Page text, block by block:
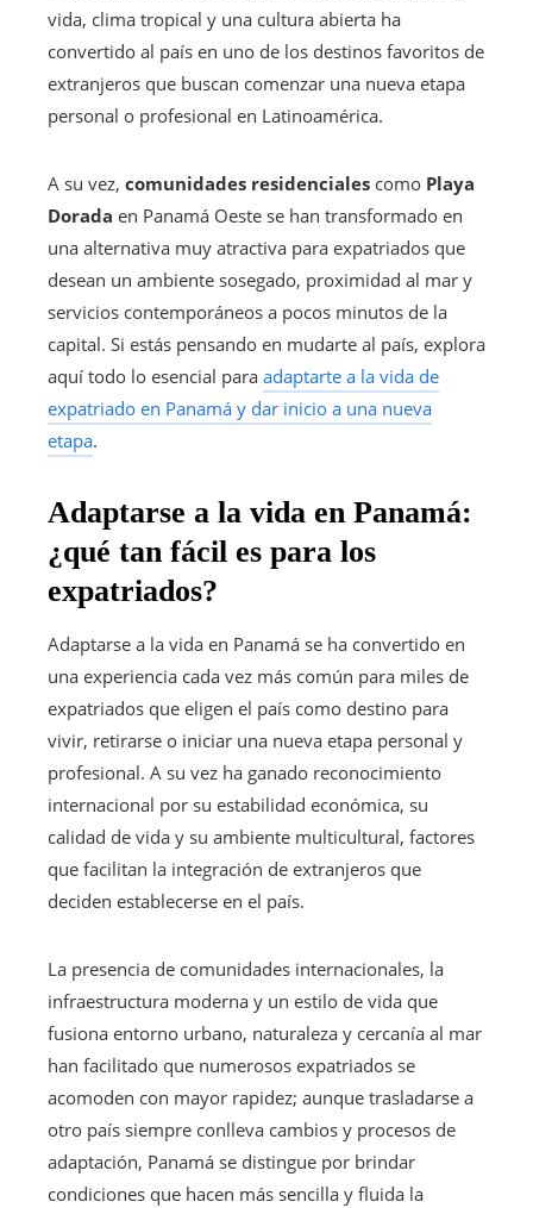
vida, clima tropical y una cultura abierta ha
convertido al país en uno de los destinos favoritos de
extranjeros que buscan comenzar una nueva etapa
personal o profesional en Latinoamérica.
A su vez, comunidades residenciales como Playa
Dorada en Panamá Oeste se han transformado en
una alternativa muy atractiva para expatriados que
desean un ambiente sosegado, proximidad al mar y
servicios contemporáneos a pocos minutos de la
capital. Si estás pensando en mudarte al país, explora
aquí todo lo esencial para adaptarte a la vida de
expatriado en Panamá y dar inicio a una nueva
etapa.
Adaptarse a la vida en Panamá:
¿qué tan fácil es para los
expatriados?
Adaptarse a la vida en Panamá se ha convertido en
una experiencia cada vez más común para miles de
expatriados que eligen el país como destino para
vivir, retirarse o iniciar una nueva etapa personal y
profesional. A su vez ha ganado reconocimiento
internacional por su estabilidad económica, su
calidad de vida y su ambiente multicultural, factores
que facilitan la integración de extranjeros que
deciden establecerse en el país.
La presencia de comunidades internacionales, la
infraestructura moderna y un estilo de vida que
fusiona entorno urbano, naturaleza y cercanía al mar
han facilitado que numerosos expatriados se
acomoden con mayor rapidez; aunque trasladarse a
otro país siempre conlleva cambios y procesos de
adaptación, Panamá se distingue por brindar
condiciones que hacen más sencilla y fluida la